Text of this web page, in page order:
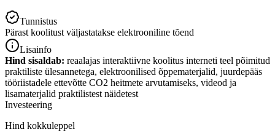
Tunnistus
Pärast koolitust väljastatakse elektrooniline tõend
Lisainfo
Hind sisaldab: reaalajas interaktiivne koolitus interneti teel põimitud
praktiliste ülesannetega, elektroonilised õppematerjalid, juurdepääs
tööriistadele ettevõtte CO2 heitmete arvutamiseks, videod ja
lisamaterjalid praktilistest näidetest
Investeering
Hind kokkuleppel